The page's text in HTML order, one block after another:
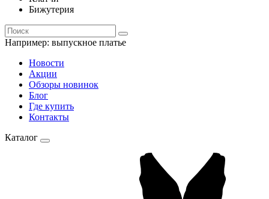
Бижутерия
Например: выпускное платье
Новости
Акции
Обзоры новинок
Блог
Где купить
Контакты
Каталог